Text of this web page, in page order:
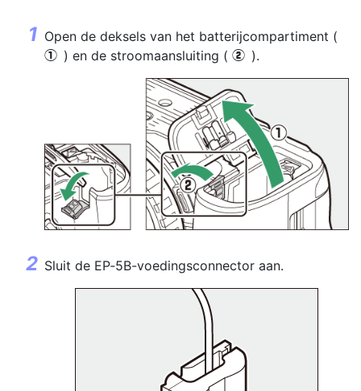
Open de deksels van het batterijcompartiment (
q ) en de stroomaansluiting ( w ).
Sluit de EP‑5B-voedingsconnector aan.